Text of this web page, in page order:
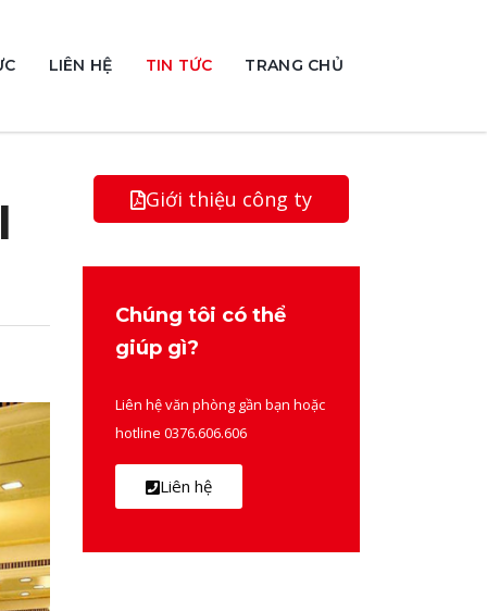
LIÊN HỆ TIN TỨC TRANG CHỦ
Giới thiệu công ty
Chúng tôi có thể
giúp gì?
Liên hệ văn phòng gần bạn hoặc
hotline 0376.606.606
Liên hệ